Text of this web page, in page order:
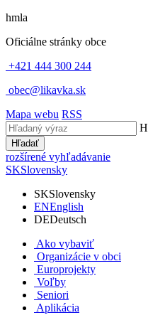
hmla
Oficiálne stránky obce
+421 444 300 244
obec@likavka.sk
Mapa webu RSS
Hľadať
rozšírené vyhľadávanie
SKSlovensky
SKSlovensky
ENEnglish
DEDeutsch
Ako vybaviť
Organizácie v obci
Europrojekty
Voľby
Seniori
Aplikácia